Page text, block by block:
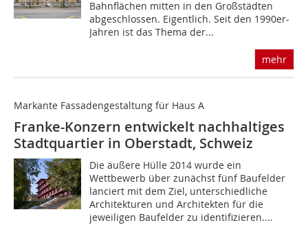
Bahnflächen mitten in den Großstädten
abgeschlossen. Eigentlich. Seit den 1990er-
Jahren ist das Thema der...
mehr
Markante Fassadengestaltung für Haus A
Franke-Konzern entwickelt nachhaltiges
Stadtquartier in Oberstadt, Schweiz
Die äußere Hülle 2014 wurde ein
Wettbewerb über zunächst fünf Baufelder
lanciert mit dem Ziel, unterschiedliche
Architekturen und Architekten für die
jeweiligen Baufelder zu identifizieren....